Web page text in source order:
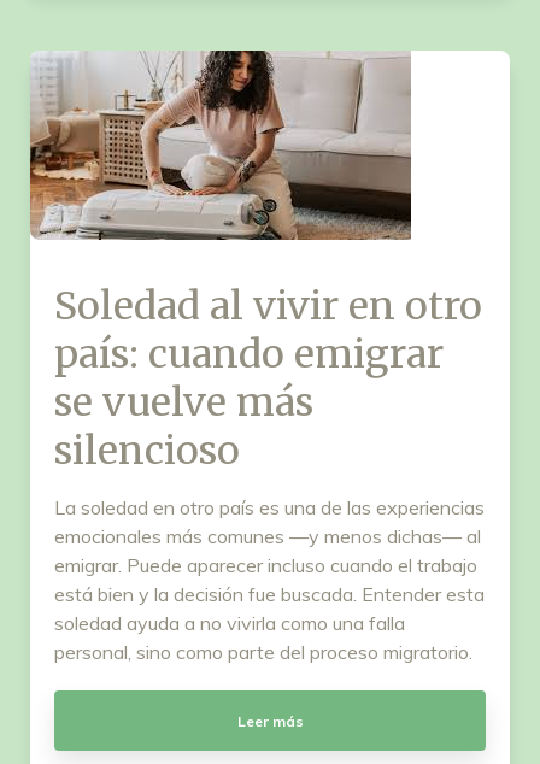
Soledad al vivir en otro
país: cuando emigrar
se vuelve más
silencioso
La soledad en otro país es una de las experiencias
emocionales más comunes —y menos dichas— al
emigrar. Puede aparecer incluso cuando el trabajo
está bien y la decisión fue buscada. Entender esta
soledad ayuda a no vivirla como una falla
personal, sino como parte del proceso migratorio.
Leer más